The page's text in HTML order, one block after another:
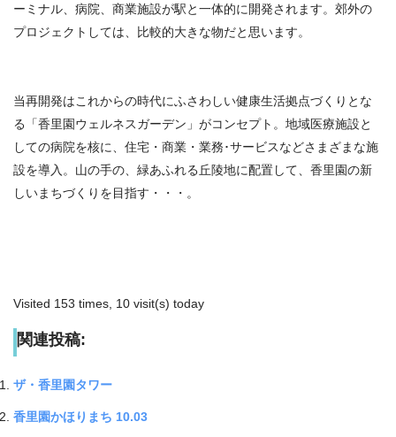
ーミナル、病院、商業施設が駅と一体的に開発されます。郊外の
プロジェクトしては、比較的大きな物だと思います。
当再開発はこれからの時代にふさわしい健康生活拠点づくりとな
る「香里園ウェルネスガーデン」がコンセプト。地域医療施設と
しての病院を核に、住宅・商業・業務･サービスなどさまざまな施
設を導入。山の手の、緑あふれる丘陵地に配置して、香里園の新
しいまちづくりを目指す・・・。
Visited 153 times, 10 visit(s) today
関連投稿:
ザ・香里園タワー
香里園かほりまち 10.03